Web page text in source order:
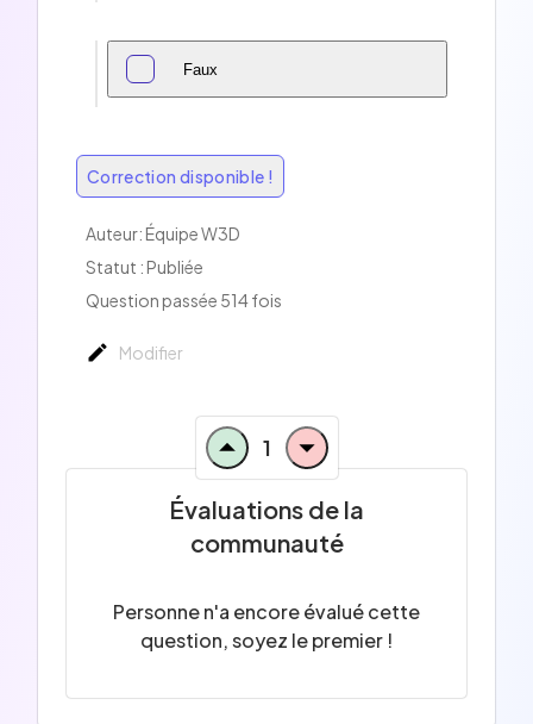
Faux
Correction disponible !
Auteur: Équipe W3D
Statut : Publiée
Question passée 514 fois
Modifier
1
Évaluations de la
communauté
Personne n'a encore évalué cette
question, soyez le premier !